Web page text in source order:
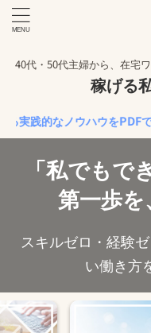
40代・50代主婦から、在宅
稼げる
なノウハウをPDFでプレゼ
「私でもで
第一歩を
スキルゼロ・経験
い働き方